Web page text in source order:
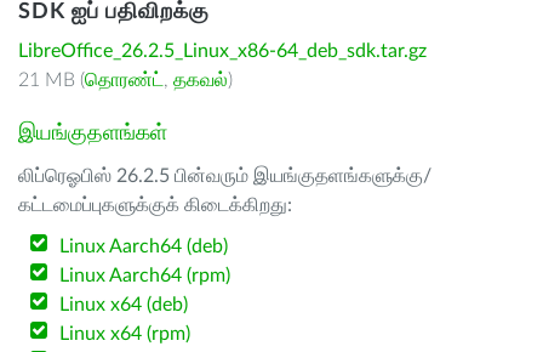
SDK ஐப் பதிவிறக்கு
LibreOffice_26.2.5_Linux_x86-64_deb_sdk.tar.gz
21 MB (தொரண்ட் , தகவல்)
இயங்குதளங்கள்
லிப்ரெஓபிஸ் 26.2.5 பின்வரும் இயங்குதளங்களுக்கு/
கட்டமைப்புகளுக்குக் கிடைக்கிறது:
Linux Aarch64 (deb)
Linux Aarch64 (rpm)
Linux x64 (deb)
Linux x64 (rpm)